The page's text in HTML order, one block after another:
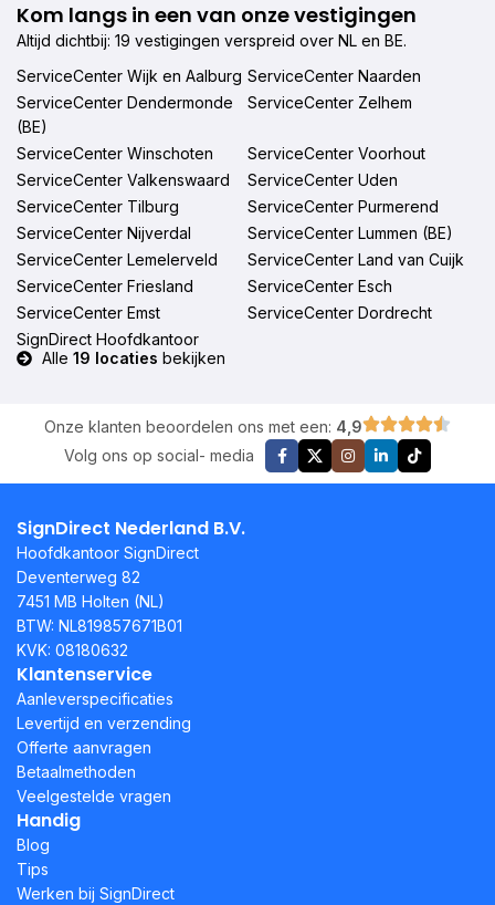
Kom langs in een van onze vestigingen
Altijd dichtbij: 19 vestigingen verspreid over NL en BE.
ServiceCenter Wijk en Aalburg ServiceCenter Naarden
ServiceCenter Dendermonde
(BE)
ServiceCenter Zelhem
ServiceCenter Winschoten
ServiceCenter Voorhout
ServiceCenter Valkenswaard
ServiceCenter Uden
ServiceCenter Tilburg
ServiceCenter Purmerend
ServiceCenter Nijverdal
ServiceCenter Lummen (BE)
ServiceCenter Lemelerveld
ServiceCenter Land van Cuijk
ServiceCenter Friesland
ServiceCenter Esch
ServiceCenter Emst
ServiceCenter Dordrecht
SignDirect Hoofdkantoor
Alle 19 locaties bekijken
Onze klanten beoordelen ons met een: 4,9
Volg ons op social- media
SignDirect Nederland B.V.
Hoofdkantoor SignDirect
Deventerweg 82
7451 MB Holten (NL)
BTW: NL819857671B01
KVK: 08180632
Klantenservice
Aanleverspecificaties
Levertijd en verzending
Offerte aanvragen
Betaalmethoden
Veelgestelde vragen
Handig
Blog
Tips
Werken bij SignDirect